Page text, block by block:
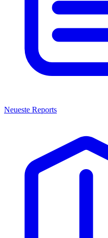
Neueste Reports